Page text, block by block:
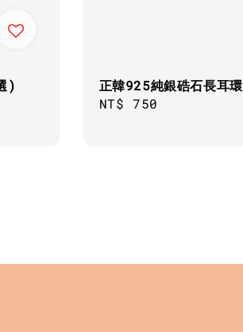
)
正韓925純銀硞石長耳環
Regular
NT$ 750